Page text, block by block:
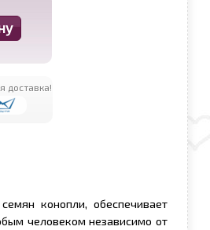
доставка!
конопли, обеспечивает
человеком независимо от